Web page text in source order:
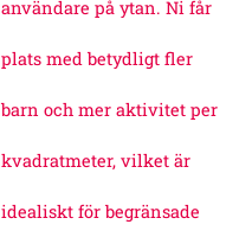
användare på ytan. Ni får
plats med betydligt fler
barn och mer aktivitet per
kvadratmeter, vilket är
idealiskt för begränsade